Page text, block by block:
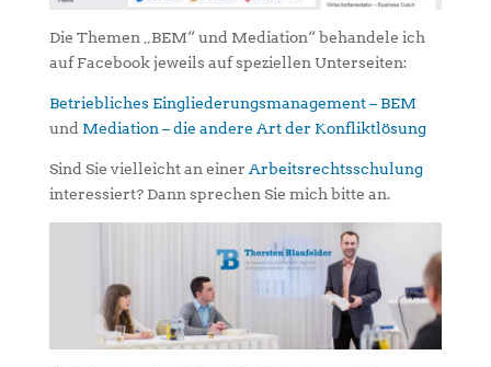
Die Themen „BEM“ und Mediation“ behandele ich
auf Facebook jeweils auf speziellen Unterseiten:
Betriebliches Eingliederungsmanagement – BEM
und Mediation – die andere Art der Konfliktlösung
Sind Sie vielleicht an einer Arbeitsrechtsschulung
interessiert? Dann sprechen Sie mich bitte an.